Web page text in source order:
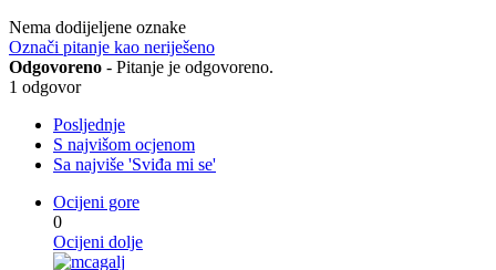
Nema dodijeljene oznake
Označi pitanje kao neriješeno
Odgovoreno - Pitanje je odgovoreno.
1 odgovor
Posljednje
S najvišom ocjenom
Sa najviše 'Sviđa mi se'
Ocijeni gore
0
Ocijeni dolje